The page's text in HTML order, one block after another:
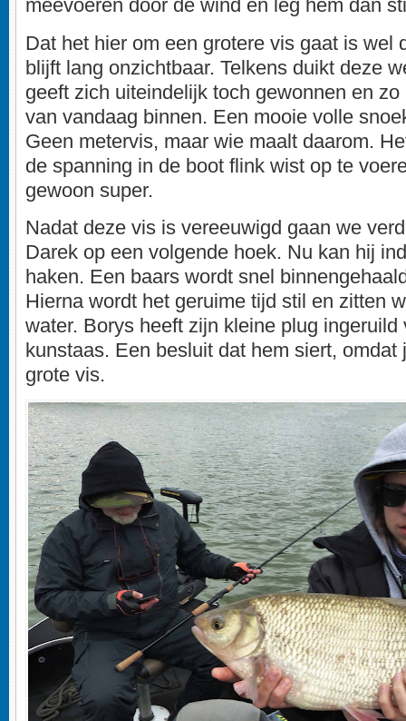
meevoeren door de wind en leg hem dan
Dat het hier om een grotere vis gaat is wel
blijft lang onzichtbaar. Telkens duikt deze
geeft zich uiteindelijk toch gewonnen en
van vandaag binnen. Een mooie volle
Geen metervis, maar wie maalt daarom.
de spanning in de boot flink wist op te
gewoon super.
Nadat deze vis is vereeuwigd gaan we
Darek op een volgende hoek. Nu kan hij
haken. Een baars wordt snel
Hierna wordt het geruime tijd stil en zitten
water. Borys heeft zijn kleine plug ingeruild
kunstaas. Een besluit dat hem siert, omdat
grote vis.